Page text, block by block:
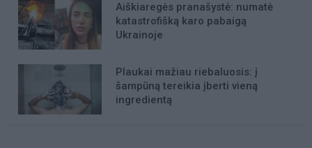
Aiškiaregės pranašystė: numatė
katastrofišką karo pabaigą
Ukrainoje
Plaukai mažiau riebaluosis: į
šampūną tereikia įberti vieną
ingredientą